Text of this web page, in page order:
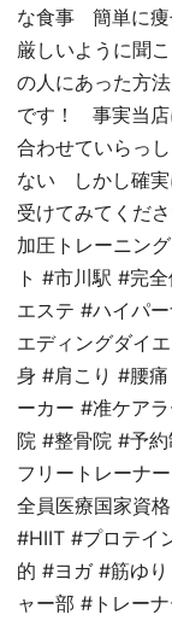
な食事 簡単に痩
厳しいように聞
の人にあった方
です！ 事実当店
合わせていらっ
ない しかし確実
受けてみてくだ
加圧トレーニン
ト #市川駅 #完
エステ #ハイパ
エディングダイ
身 #肩こり #腰
ーカー #准ケア
院 #整骨院 #予
フリートレーナ
全員医療国家資
#HIIT #プロテイ
的 #ヨガ #筋ゆ
ャー部 #トレー